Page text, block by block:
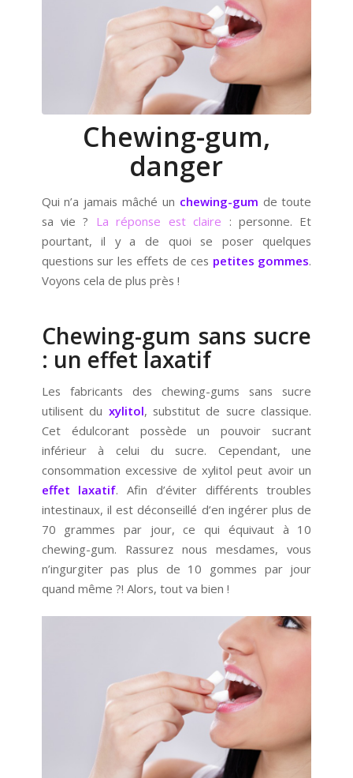
Chewing-gum,
danger
Qui n’a jamais mâché un chewing-gum de toute
sa vie ? La réponse est claire : personne. Et
pourtant, il y a de quoi se poser quelques
questions sur les effets de ces petites gommes.
Voyons cela de plus près !
Chewing-gum sans sucre
: un effet laxatif
Les fabricants des chewing-gums sans sucre
utilisent du xylitol, substitut de sucre classique.
Cet édulcorant possède un pouvoir sucrant
inférieur à celui du sucre. Cependant, une
consommation excessive de xylitol peut avoir un
effet laxatif. Afin d’éviter différents troubles
intestinaux, il est déconseillé d’en ingérer plus de
70 grammes par jour, ce qui équivaut à 10
chewing-gum. Rassurez nous mesdames, vous
n’ingurgiter pas plus de 10 gommes par jour
quand même ?! Alors, tout va bien !